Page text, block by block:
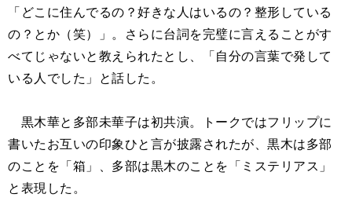
「どこに住んでるの？好きな人はいるの？整形している
の？とか（笑）」。さらに台詞を完璧に言えることがす
べてじゃないと教えられたとし、「自分の言葉で発して
いる人でした」と話した。
黒木華と多部未華子は初共演。トークではフリップに
書いたお互いの印象ひと言が披露されたが、黒木は多部
のことを「箱」、多部は黒木のことを「ミステリアス」
と表現した。